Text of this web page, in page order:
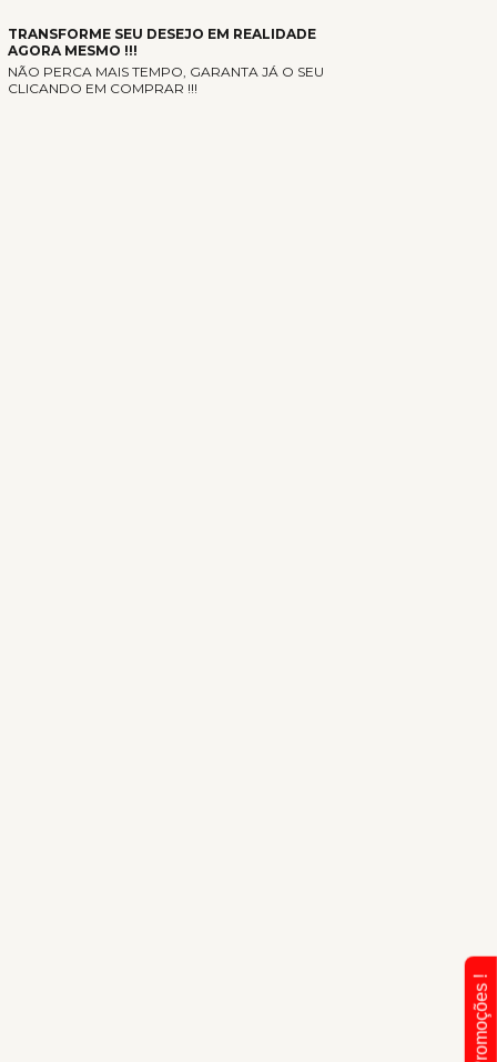
TRANSFORME SEU DESEJO EM REALIDADE
AGORA MESMO !!!
NÃO PERCA MAIS TEMPO, GARANTA JÁ O SEU
CLICANDO EM COMPRAR !!!